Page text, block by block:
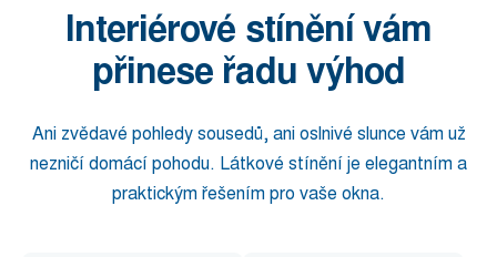
Interiérové stínění vám
přinese řadu výhod
Ani zvědavé pohledy sousedů, ani oslnivé slunce vám už
nezničí domácí pohodu. Látkové stínění je elegantním a
praktickým řešením pro vaše okna.